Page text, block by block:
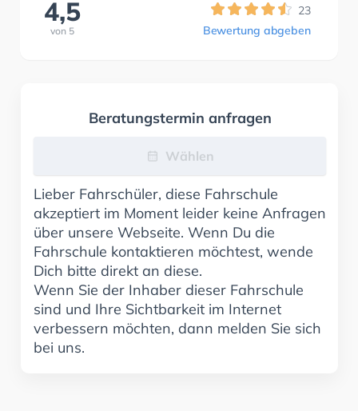
4,5
von 5
23
Bewertung abgeben
Beratungstermin anfragen
Wählen
Lieber Fahrschüler, diese Fahrschule
akzeptiert im Moment leider keine Anfragen
über unsere Webseite. Wenn Du die
Fahrschule kontaktieren möchtest, wende
Dich bitte direkt an diese.
Wenn Sie der Inhaber dieser Fahrschule
sind und Ihre Sichtbarkeit im Internet
verbessern möchten, dann melden Sie sich
bei uns.